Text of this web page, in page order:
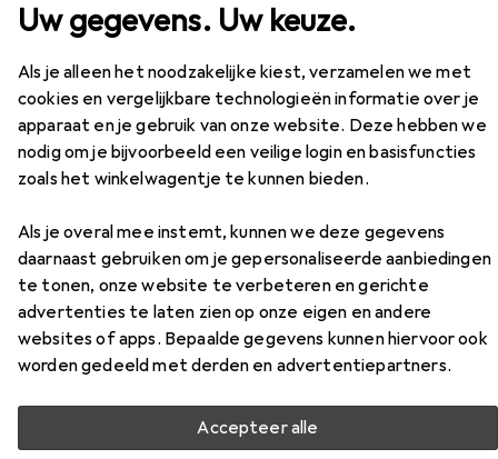
Uw gegevens. Uw keuze.
Als je alleen het noodzakelijke kiest, verzamelen we met
cookies en vergelijkbare technologieën informatie over je
apparaat en je gebruik van onze website. Deze hebben we
nodig om je bijvoorbeeld een veilige login en basisfuncties
zoals het winkelwagentje te kunnen bieden.
Als je overal mee instemt, kunnen we deze gegevens
daarnaast gebruiken om je gepersonaliseerde aanbiedingen
te tonen, onze website te verbeteren en gerichte
advertenties te laten zien op onze eigen en andere
websites of apps. Bepaalde gegevens kunnen hiervoor ook
worden gedeeld met derden en advertentiepartners.
Accepteer alle
Haarkleur Goldwell Topchic - 7K koperblond
EUR
14,69 per stuk voor 2 eenheden EUR
244,83/1l
GoldwellTopchic - 7K koperblond
7K - koperblond